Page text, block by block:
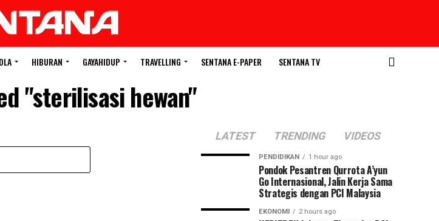
HIBURAN GAYAHIDUP TRAVELLING SENTANA E-PAPER SENTANA TV
"sterilisasi hewan"
LATEST TRENDING VIDEOS
PENDIDIKAN 1 hour ago
Pondok Pesantren Qurrota A’yun
Go Internasional, Jalin Kerja Sama
Strategis dengan PCI Malaysia
EKONOMI 2 hours ago